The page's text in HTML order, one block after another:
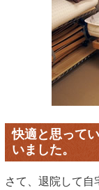
快適と思って
いました。
さて、退院して自